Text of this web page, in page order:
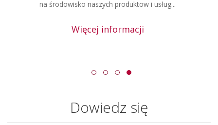
na środowisko naszych produktow i usług...
Więcej informacji
Dowiedz się